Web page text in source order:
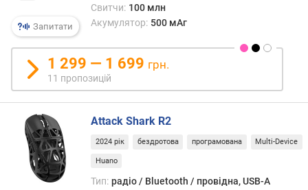
я
в
и
р
о
н
и
к
с
е
Запитати
Свитчи: 100 млн
Акумулятор: 500 мАг
1 299 — 1 699 грн.
11 пропозицій
Attack Shark R2
2024 рік бездротова програмована Multi-Device
Huano
Тип: радіо / Bluetooth / провідна, USB-A